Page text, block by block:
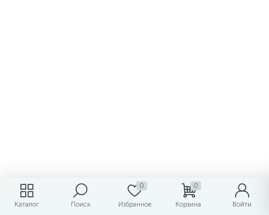
Каталог Поиск
0
Избранное
0
Корзина Войти